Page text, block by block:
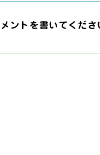
ントを書いてくださ